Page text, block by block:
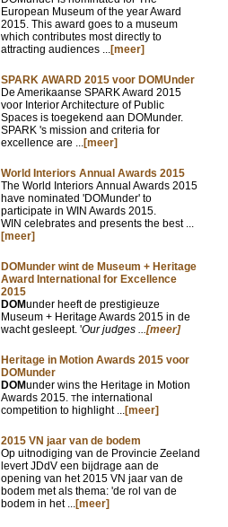
European Museum of the year Award
2015. This award goes to a museum
which contributes most directly to
attracting audiences ...[meer]
SPARK AWARD 2015 voor DOMUnder
De Amerikaanse SPARK Award 2015
voor Interior Architecture of Public
Spaces is toegekend aan DOMunder.
SPARK 's mission and criteria for
excellence are ...[meer]
World Interiors Annual Awards 2015
The World Interiors Annual Awards 2015
have nominated 'DOMunder' to
participate in WIN Awards 2015.
WIN celebrates and presents the best ...
[meer]
DOMunder wint de Museum + Heritage
Award International for Excellence
2015
DOMunder heeft de prestigieuze
Museum + Heritage Awards 2015 in de
wacht gesleept. 'Our judges ...[meer]
Heritage in Motion Awards 2015 voor
DOMunder
DOMunder wins the Heritage in Motion
Awards 2015. The international
competition to highlight ...[meer]
2015 VN jaar van de bodem
Op uitnodiging van de Provincie Zeeland
levert JDdV een bijdrage aan de
opening van het 2015 VN jaar van de
bodem met als thema: 'de rol van de
bodem in het ...[meer]